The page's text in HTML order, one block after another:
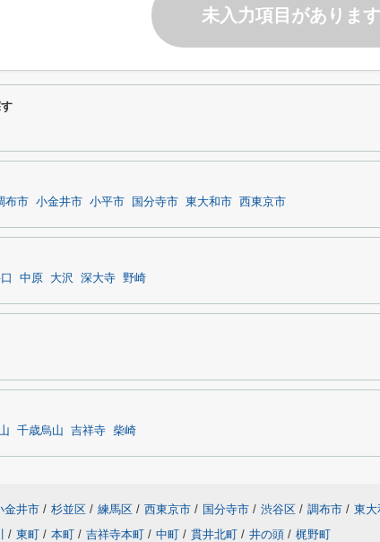
未入力項目があります
布市 小金井市 小平市 国分寺市 東大和市 西東京市
中原 大沢 深大寺 野崎
千歳烏山 吉祥寺 柴崎
金井市 / 杉並区 / 練馬区 / 西東京市 / 国分寺市 / 渋谷区 / 調布市 / 東大
/ 東町 / 本町 / 吉祥寺本町 / 中町 / 貫井北町 / 井の頭 / 梶野町